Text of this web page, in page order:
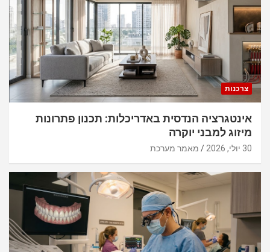
צרכנות
אינטגרציה הנדסית באדריכלות: תכנון פתרונות
מיזוג למבני יוקרה
30 יולי, 2026 מאמר מערכת